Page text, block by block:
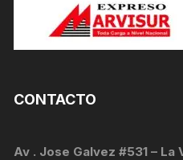
CONTACTO
Av . Jose Galvez #531 – La